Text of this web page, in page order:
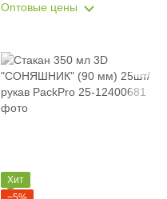
Оптовые цены
Хит